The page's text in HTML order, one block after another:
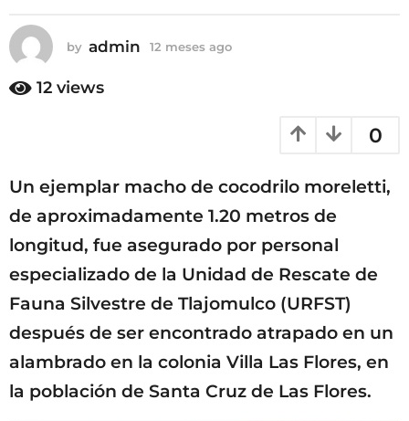
s
a
o
by admin 12 meses ago
g
12 views
0
Un ejemplar macho de cocodrilo moreletti,
de aproximadamente 1.20 metros de
longitud, fue asegurado por personal
especializado de la Unidad de Rescate de
Fauna Silvestre de Tlajomulco (URFST)
después de ser encontrado atrapado en un
alambrado en la colonia Villa Las Flores, en
la población de Santa Cruz de Las Flores.